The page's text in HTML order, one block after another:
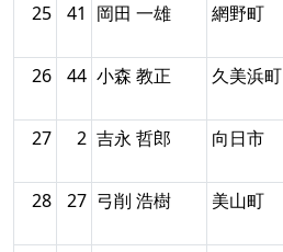
25
41 岡田 一雄 網野町
26
44 小森 教正 久美浜町
27
2 吉永 哲郎 向日市
28
27 弓削 浩樹 美山町